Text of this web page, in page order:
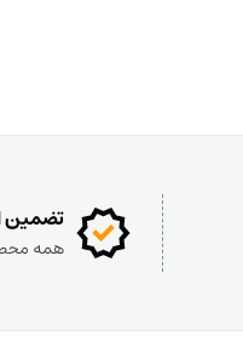
تضمین
همه